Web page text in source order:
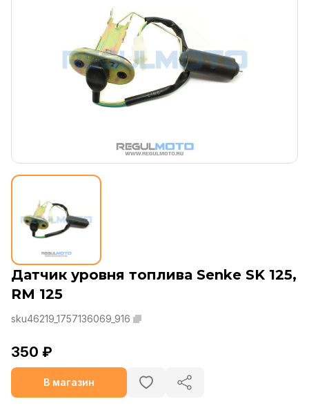
Датчик уровня топлива Senke SK 125,
RM 125
sku46219_1757136069_916
350 ₽
В магазин